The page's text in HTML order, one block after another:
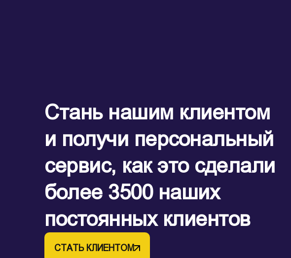
Стань нашим клиентом
и получи персональный
сервис, как это сделали
более 3500 наших
постоянных клиентов
СТАТЬ КЛИЕНТОМ